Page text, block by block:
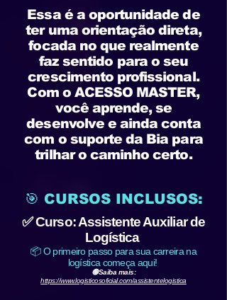
Essa é a oportunidade de
ter uma orientação direta,
focada no que realmente
faz sentido para o seu
crescimento profissional.
Com o ACESSO MASTER,
você aprende, se
desenvolve e ainda conta
com o suporte da Bia para
trilhar o caminho certo.
🎯 CURSOS INCLUSOS:
✅ Curso: Assistente Auxiliar de
Logística
📦 O primeiro passo para sua carreira na
logística começa aqui!
🟢Saiba mais:
https://www.logisticosoficial.com/assistentelogistica